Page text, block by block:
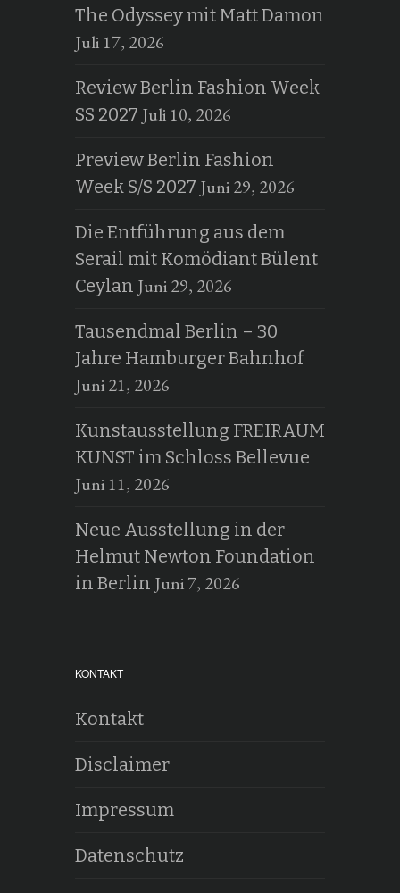
The Odyssey mit Matt Damon
Juli 17, 2026
Review Berlin Fashion Week
SS 2027 Juli 10, 2026
Preview Berlin Fashion
Week S/S 2027 Juni 29, 2026
Die Entführung aus dem
Serail mit Komödiant Bülent
Ceylan Juni 29, 2026
Tausendmal Berlin – 30
Jahre Hamburger Bahnhof
Juni 21, 2026
Kunstausstellung FREIRAUM
KUNST im Schloss Bellevue
Juni 11, 2026
Neue Ausstellung in der
Helmut Newton Foundation
in Berlin Juni 7, 2026
KONTAKT
Kontakt
Disclaimer
Impressum
Datenschutz